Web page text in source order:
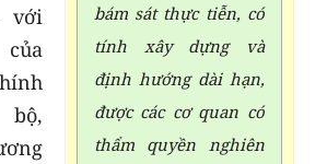
bám sát thực tiễn, có
tính xây dựng và
định hướng dài hạn,
được các cơ quan có
thẩm quyền nghiên
với